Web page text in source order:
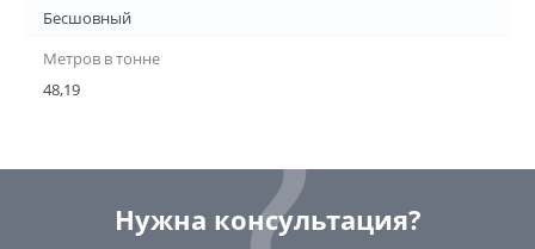
Бесшовный
Метров в тонне
48,19
Нужна консультация?